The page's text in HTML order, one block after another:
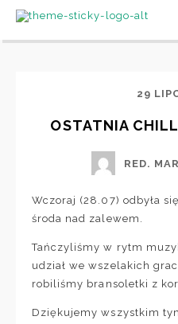
29
OSTATNIA
RED.
Wczoraj (28.07) odbyła
środa nad zalewem.
Tańczyliśmy w rytm
udział we wszelakich
robiliśmy bransoletki z
Dziękujemy wszystkim